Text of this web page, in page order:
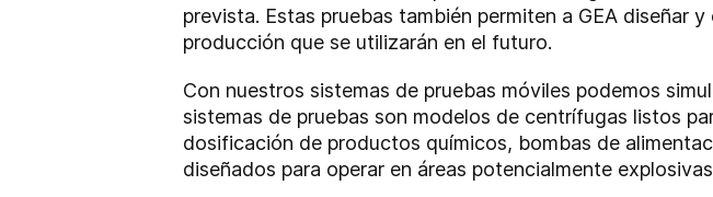
prevista. Estas pruebas también permiten a GEA diseñar
producción que se utilizarán en el futuro.
Con nuestros sistemas de pruebas móviles podemos
sistemas de pruebas son modelos de centrífugas listos
dosificación de productos químicos, bombas de
diseñados para operar en áreas potencialmente